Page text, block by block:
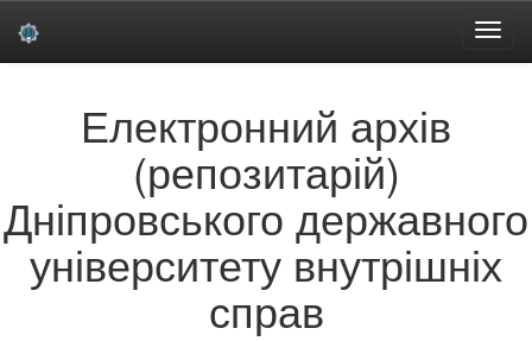
Електронний архів
(репозитарій)
Дніпровського державного
університету внутрішніх
справ